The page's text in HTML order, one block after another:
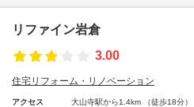
リファイン岩倉
3.00
住宅リフォーム・リノベーション
アクセス 大山寺駅から1.4km （徒歩18分）